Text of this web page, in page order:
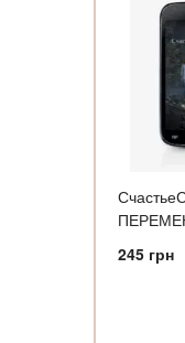
245 грн